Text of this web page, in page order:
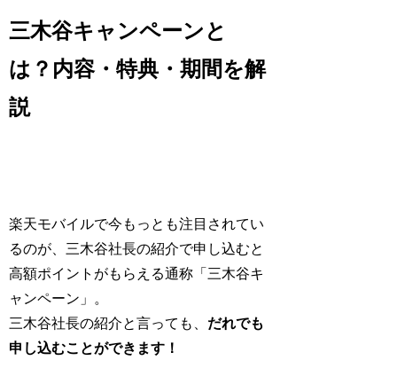
三木谷キャンペーンと
は？内容・特典・期間を解
説
楽天モバイルで今もっとも注目されてい
るのが、三木谷社長の紹介で申し込むと
高額ポイントがもらえる通称「三木谷キ
ャンペーン」。
三木谷社長の紹介と言っても、 だれでも
申し込むことができます！